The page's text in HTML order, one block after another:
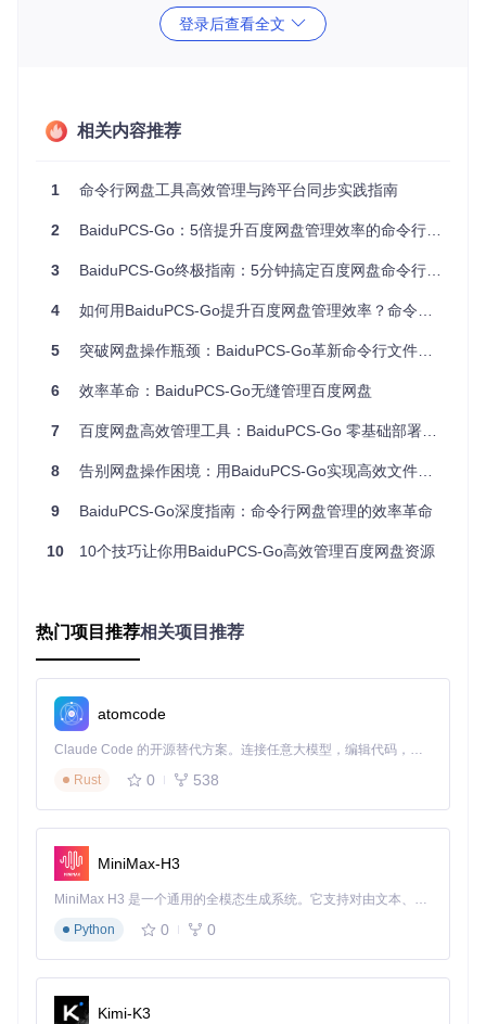
准备工作：安装Go语言环境
打开命令提示符，输入go version验证安装
macOS系统：
sudo apt-get update && sudo
✓ 验证点：执行go version 命令后能看到类似go version
git clone
深度配置：打造个性化命令行工作流
登录配置
✓ 验证点：登录成功后执行BaiduPCS-Go quota能查看网盘
为常用命令设置别名可以大幅提升操作效率，编辑shell配置文
件（如~/.bashrc或~/.zshrc）添加：
登录后查看全文
相关内容推荐
1 命令行网盘工具高效管理与跨平台同步实践指南
2 BaiduPCS-Go：5倍提升百度网盘管理效率的命令行利器
3 BaiduPCS-Go终极指南：5分钟搞定百度网盘命令行管理神器
4 如何用BaiduPCS-Go提升百度网盘管理效率？命令行工具让文件传输提速300%
5 突破网盘操作瓶颈：BaiduPCS-Go革新命令行文件管理体验
6 效率革命：BaiduPCS-Go无缝管理百度网盘
7 百度网盘高效管理工具：BaiduPCS-Go 零基础部署与进阶指南
8 告别网盘操作困境：用BaiduPCS-Go实现高效文件管理
9 BaiduPCS-Go深度指南：命令行网盘管理的效率革命
10 10个技巧让你用BaiduPCS-Go高效管理百度网盘资源
热门项目推荐相关项目推荐
atomcode
Claude Code 的开源替代方案。连接任意大模型，编辑代码，运行命令，自动验证 — 全自动执行。用 Rust 构建，极致性能。 ｜ An open-source alternative to Claude Code. Connect any LLM, edit code, run commands, and verify changes — autonomously. Built in Rust for speed. Get Started
Rust
0 538
MiniMax-H3
MiniMax H3 是一个通用的全模态生成系统。它支持对由文本、图像、视频和音频组成的多模态上下文进行统一理解，并能生成分辨率高达 2K、时长可达 15 秒的带原生立体声音频的视频。得益于面向任务泛化的系统设计，H3 在预训练阶段就已具备广泛的多模态上下文理解与生成能力，能够出色地执行复杂的多模态指令。
Python
0 0
Kimi-K3